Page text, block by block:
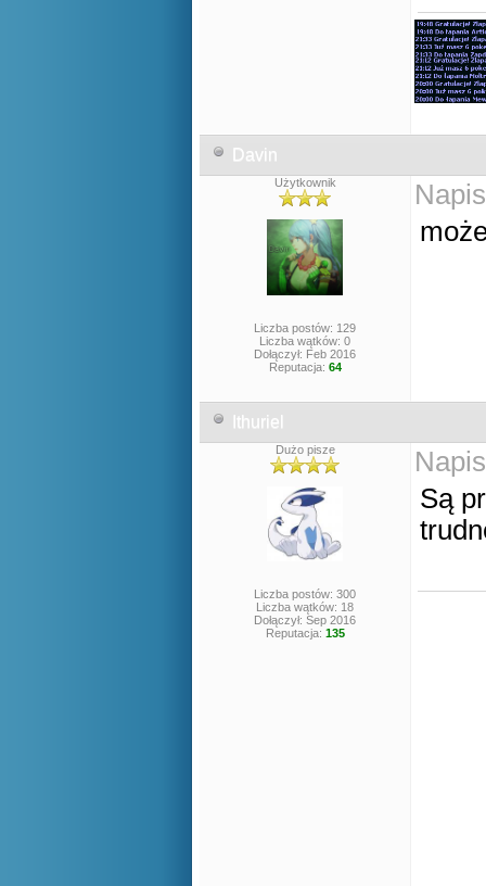
Davin
Użytkownik
Liczba postów: 129
Liczba wątków: 0
Dołączył: Feb 2016
Reputacja: 64
Ithuriel
Dużo pisze
Liczba postów: 300
Liczba wątków: 18
Dołączył: Sep 2016
Reputacja: 135
Są